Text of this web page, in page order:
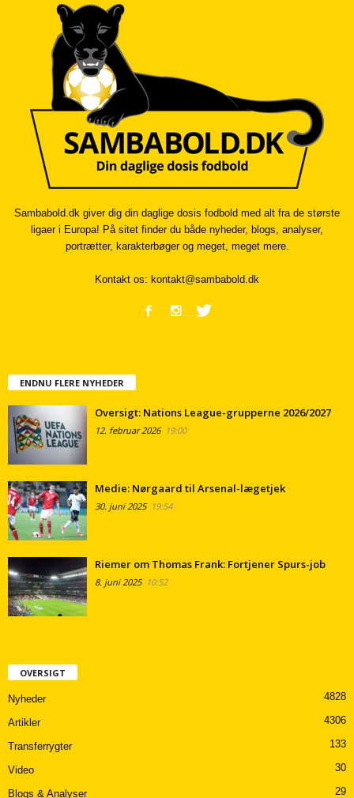
Sambabold.dk giver dig din daglige dosis fodbold med alt fra de største
ligaer i Europa! På sitet finder du både nyheder, blogs, analyser,
portrætter, karakterbøger og meget, meget mere.
Kontakt os: kontakt@sambabold.dk
ENDNU FLERE NYHEDER
Oversigt: Nations League-grupperne 2026/2027
12. februar 202619:00
Medie: Nørgaard til Arsenal-lægetjek
30. juni 202519:54
Riemer om Thomas Frank: Fortjener Spurs-job
8. juni 202510:52
OVERSIGT
Nyheder 4828
Artikler 4306
Transferrygter 133
Video 30
Blogs & Analyser 29